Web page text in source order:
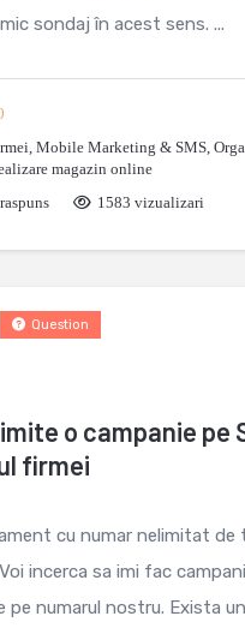
sondaj în acest sens. ...
, Mobile Marketing & SMS,
magazin online
raspuns 1583 vizualizari
o campanie pe
firmei
Question
cu numar nelimitat de
incerca sa imi fac
pe numarul nostru. Exista